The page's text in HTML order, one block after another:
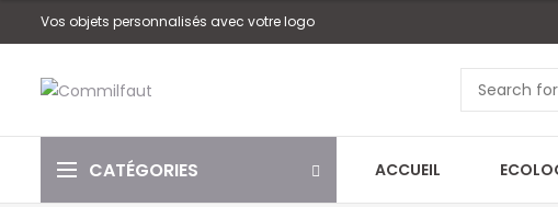
Vos objets personnalisés avec votre logo
CATÉGORIES ACCUEIL